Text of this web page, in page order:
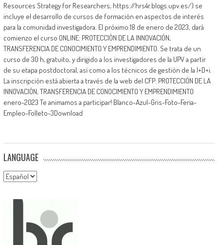
Resources Strategy for Researchers, https://hrs4r.blogs.upv.es/) se
incluye el desarrollo de cursos de formación en aspectos de interés
para la comunidad investigadora. El próximo 18 de enero de 2023, dará
comienzo el curso ONLINE: PROTECCIÓN DE LA INNOVACIÓN,
TRANSFERENCIA DE CONOCIMIENTO Y EMPRENDIMIENTO. Se trata de un
curso de 30 h, gratuito, y dirigido a los investigadores de la UPV a partir
de su etapa postdoctoral, así como a los técnicos de gestión de la I+D+i.
La inscripción está abierta a través de la web del CFP: PROTECCIÓN DE LA
INNOVACIÓN, TRANSFERENCIA DE CONOCIMIENTO Y EMPRENDIMIENTO
enero-2023 Te animamos a participar! Blanco-Azul-Gris-Foto-Feria-
Empleo-Folleto-3Download
LANGUAGE
Language